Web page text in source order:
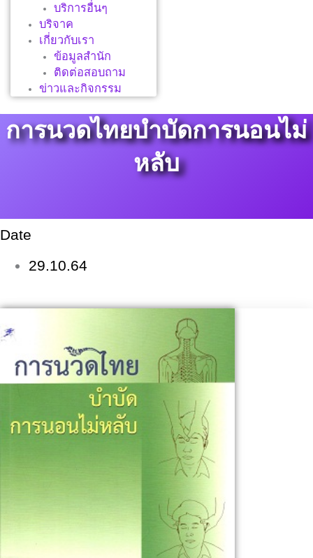
บริการอื่นๆ
บริจาค
เกี่ยวกับเรา
ข้อมูลสำนัก
ติดต่อสอบถาม
ข่าวและกิจกรรม
การนวดไทยบำบัดการนอนไม่
หลับ
Date
29.10.64